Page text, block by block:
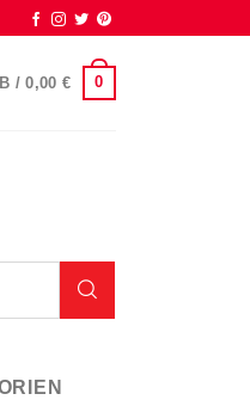
/0,00 € 0